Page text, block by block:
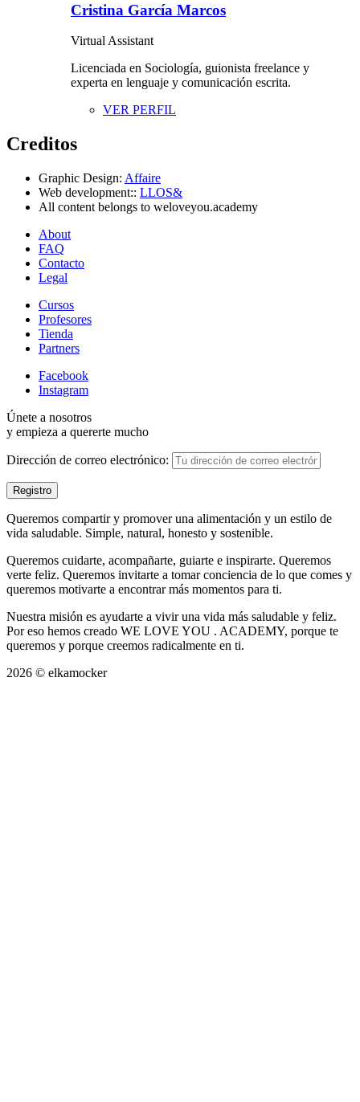
Cristina García Marcos
Virtual Assistant
Licenciada en Sociología, guionista freelance y
experta en lenguaje y comunicación escrita.
VER PERFIL
Creditos
Graphic Design: Affaire
Web development:: LLOS&
All content belongs to weloveyou.academy
About
FAQ
Contacto
Legal
Cursos
Profesores
Tienda
Partners
Facebook
Instagram
Únete a nosotros
y empieza a quererte mucho
Dirección de correo electrónico:
Queremos compartir y promover una alimentación y un estilo de
vida saludable. Simple, natural, honesto y sostenible.
Queremos cuidarte, acompañarte, guiarte e inspirarte. Queremos
verte feliz. Queremos invitarte a tomar conciencia de lo que comes y
queremos motivarte a encontrar más momentos para ti.
Nuestra misión es ayudarte a vivir una vida más saludable y feliz.
Por eso hemos creado WE LOVE YOU . ACADEMY, porque te
queremos y porque creemos radicalmente en ti.
2026 © elkamocker